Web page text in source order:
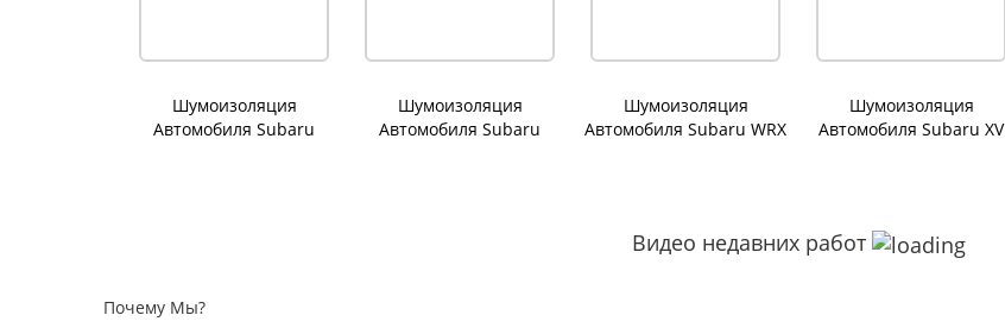
Шумоизоляция
Автомобиля Subaru
Шумоизоляция
Автомобиля Subaru
Шумоизоляция
Автомобиля Subaru WRX
Шумоизоляция
Автомобиля Subaru XV
Видео недавних работ
Почему Мы?